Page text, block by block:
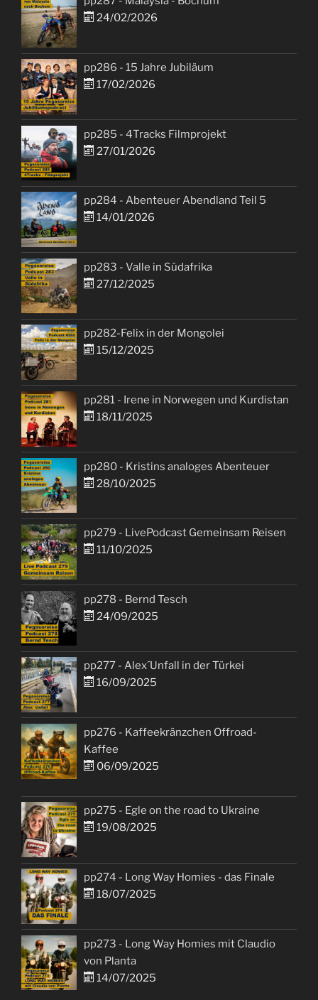
24/02/2026
pp286 - 15 Jahre Jubiläum
17/02/2026
pp285 - 4Tracks Filmprojekt
27/01/2026
pp284 - Abenteuer Abendland Teil 5
14/01/2026
pp283 - Valle in Südafrika
27/12/2025
pp282-Felix in der Mongolei
15/12/2025
pp281 - Irene in Norwegen und Kurdistan
18/11/2025
pp280 - Kristins analoges Abenteuer
28/10/2025
pp279 - LivePodcast Gemeinsam Reisen
11/10/2025
pp278 - Bernd Tesch
24/09/2025
pp277 - Alex´Unfall in der Türkei
16/09/2025
pp276 - Kaffeekränzchen Offroad-
Kaffee
06/09/2025
pp275 - Egle on the road to Ukraine
19/08/2025
pp274 - Long Way Homies - das Finale
18/07/2025
pp273 - Long Way Homies mit Claudio
von Planta
14/07/2025